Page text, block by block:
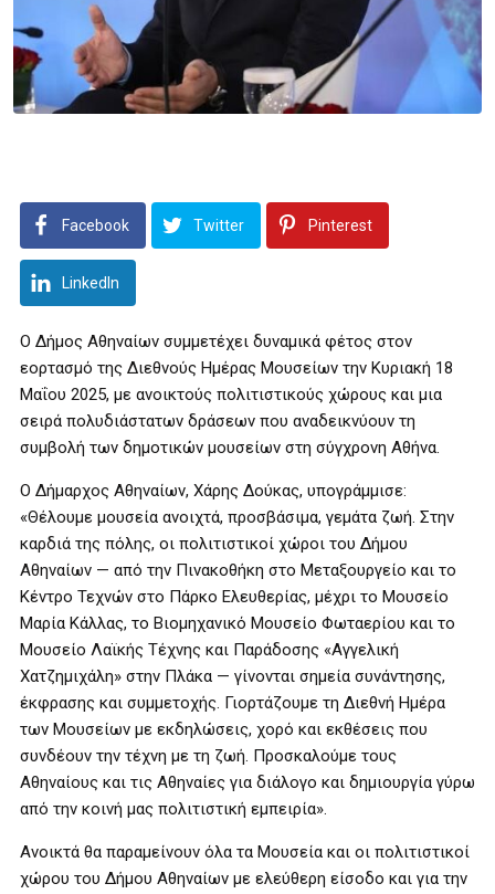
Facebook Twitter Pinterest
LinkedIn
Ο Δήμος Αθηναίων συμμετέχει δυναμικά φέτος στον
εορτασμό της Διεθνούς Ημέρας Μουσείων την Κυριακή 18
Μαΐου 2025, με ανοικτούς πολιτιστικούς χώρους και μια
σειρά πολυδιάστατων δράσεων που αναδεικνύουν τη
συμβολή των δημοτικών μουσείων στη σύγχρονη Αθήνα.
Ο Δήμαρχος Αθηναίων, Χάρης Δούκας, υπογράμμισε:
«Θέλουμε μουσεία ανοιχτά, προσβάσιμα, γεμάτα ζωή. Στην
καρδιά της πόλης, οι πολιτιστικοί χώροι του Δήμου
Αθηναίων — από την Πινακοθήκη στο Μεταξουργείο και το
Κέντρο Τεχνών στο Πάρκο Ελευθερίας, μέχρι το Μουσείο
Μαρία Κάλλας, το Βιομηχανικό Μουσείο Φωταερίου και το
Μουσείο Λαϊκής Τέχνης και Παράδοσης «Αγγελική
Χατζημιχάλη» στην Πλάκα — γίνονται σημεία συνάντησης,
έκφρασης και συμμετοχής. Γιορτάζουμε τη Διεθνή Ημέρα
των Μουσείων με εκδηλώσεις, χορό και εκθέσεις που
συνδέουν την τέχνη με τη ζωή. Προσκαλούμε τους
Αθηναίους και τις Αθηναίες για διάλογο και δημιουργία γύρω
από την κοινή μας πολιτιστική εμπειρία».
Ανοικτά θα παραμείνουν όλα τα Μουσεία και οι πολιτιστικοί
χώρου του Δήμου Αθηναίων με ελεύθερη είσοδο και για την